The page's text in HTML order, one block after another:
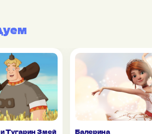
Тугарин Змей Балерина